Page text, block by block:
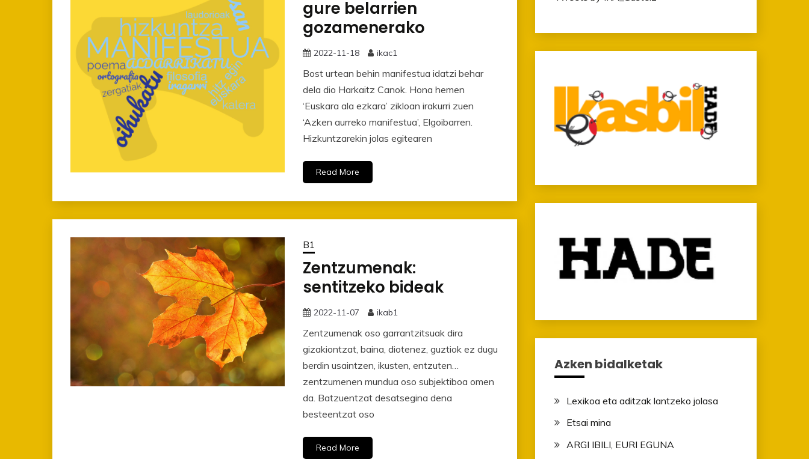
gure belarrien
gozamenerako
2022-11-18 ikac1
Bost urtean behin manifestua idatzi behar
dela dio Harkaitz Canok. Hona hemen
‘Euskara ala ezkara’ zikloan irakurri zuen
‘Azken aurreko manifestua’, Elgoibarren.
Hizkuntzarekin jolas egitearen
Read More
B1
Zentzumenak:
sentitzeko bideak
2022-11-07 ikab1
Zentzumenak oso garrantzitsuak dira
gizakiontzat, baina, diotenez, guztiok ez dugu
berdin usaintzen, ikusten, entzuten…
zentzumenen mundua oso subjektiboa omen
da. Batzuentzat desatsegina dena
besteentzat oso
Read More
Azken bidalketak
Lexikoa eta aditzak lantzeko jolasa
Etsai mina
ARGI IBILI, EURI EGUNA